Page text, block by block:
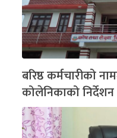
बरिष्ठ कर्मचारीको
कोलेनिकाको निर्देशन